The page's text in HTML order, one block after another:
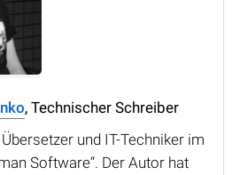
, Technischer Schreiber
und IT-Techniker im
Software“. Der Autor hat